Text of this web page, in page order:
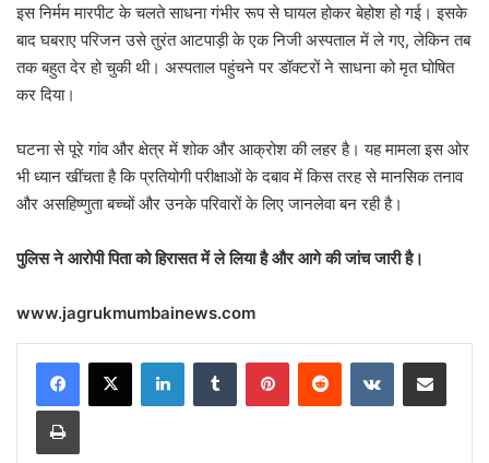
इस निर्मम मारपीट के चलते साधना गंभीर रूप से घायल होकर बेहोश हो गई। इसके
बाद घबराए परिजन उसे तुरंत आटपाड़ी के एक निजी अस्पताल में ले गए, लेकिन तब
तक बहुत देर हो चुकी थी। अस्पताल पहुंचने पर डॉक्टरों ने साधना को मृत घोषित
कर दिया।
घटना से पूरे गांव और क्षेत्र में शोक और आक्रोश की लहर है। यह मामला इस ओर
भी ध्यान खींचता है कि प्रतियोगी परीक्षाओं के दबाव में किस तरह से मानसिक तनाव
और असहिष्णुता बच्चों और उनके परिवारों के लिए जानलेवा बन रही है।
पुलिस ने आरोपी पिता को हिरासत में ले लिया है और आगे की जांच जारी है।
www.jagrukmumbainews.com